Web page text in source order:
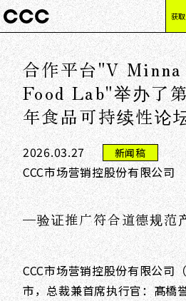
获
合作平台"V
Food Lab"举办了
年食品可持续性论
2026.03.27 新闻稿
CCC市场营销控股份有限公司
—验证推广符合道德规范
CCC市场营销控股份有限公司
市，总裁兼首席执行官：髙橋